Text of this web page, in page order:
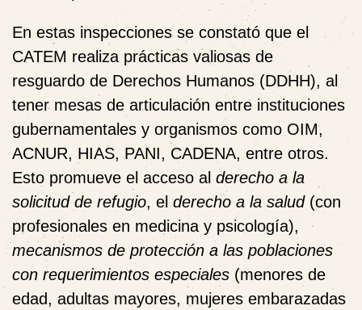
En estas inspecciones se constató que el
CATEM realiza prácticas valiosas de
resguardo de Derechos Humanos (DDHH), al
tener mesas de articulación entre instituciones
gubernamentales y organismos como OIM,
ACNUR, HIAS, PANI, CADENA, entre otros.
Esto promueve el acceso al derecho a la
solicitud de refugio, elderecho a la salud(con
profesionales en medicina y psicología),
mecanismos de protección a las poblaciones
con requerimientos especiales (menores de
edad, adultas mayores, mujeres embarazadas